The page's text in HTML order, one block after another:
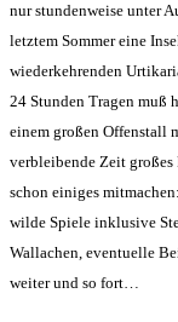
nur stundenweise unter
letztem Sommer eine
wiederkehrenden
24 Stunden Tragen muß
einem großen Offenstall
verbleibende Zeit großes
schon einiges
wilde Spiele inklusive
Wallachen, eventuelle
weiter und so fort…